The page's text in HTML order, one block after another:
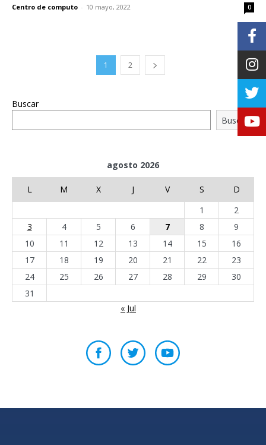
Centro de computo - 10 mayo, 2022 0
1 2
Buscar
Buscar
agosto 2026
L M X J V S
D
1
2
3
4 5 6 7 8
9
10
11 12 13 14 15
16
17
18 19 20 21 22
23
24
25 26 27 28 29
30
31
« Jul